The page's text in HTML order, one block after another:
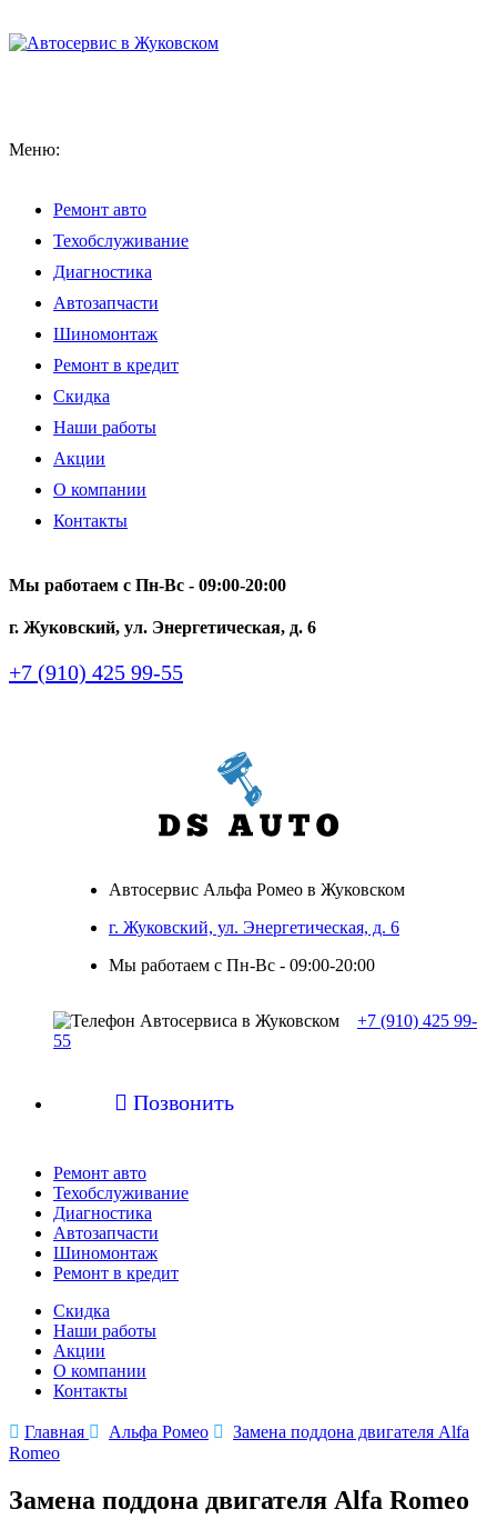
Меню:
Ремонт авто
Техобслуживание
Диагностика
Автозапчасти
Шиномонтаж
Ремонт в кредит
Скидка
Наши работы
Акции
О компании
Контакты
Мы работаем с Пн-Вc - 09:00-20:00
г. Жуковский, ул. Энергетическая, д. 6
+7 (910) 425 99-55
Автосервис Альфа Ромео в Жуковском
г. Жуковский, ул. Энергетическая, д. 6
Мы работаем с Пн-Вc - 09:00-20:00
+7 (910) 425 99-
55
 Позвонить
Ремонт авто
Техобслуживание
Диагностика
Автозапчасти
Шиномонтаж
Ремонт в кредит
Скидка
Наши работы
Акции
О компании
Контакты
 Главная  Альфа Ромео  Замена поддона двигателя Alfa
Romeo
Замена поддона двигателя Alfa Romeo